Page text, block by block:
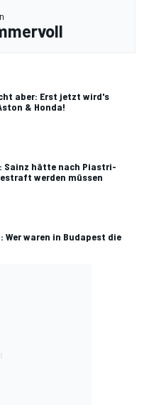
aber: Erst jetzt wird's
& Honda!
Sainz hätte nach Piastri-
werden müssen
waren in Budapest die